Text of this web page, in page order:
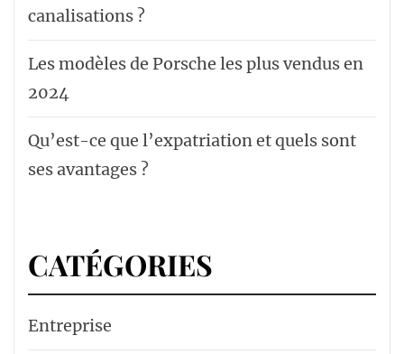
canalisations ?
Les modèles de Porsche les plus vendus en
2024
Qu’est-ce que l’expatriation et quels sont
ses avantages ?
CATÉGORIES
Entreprise